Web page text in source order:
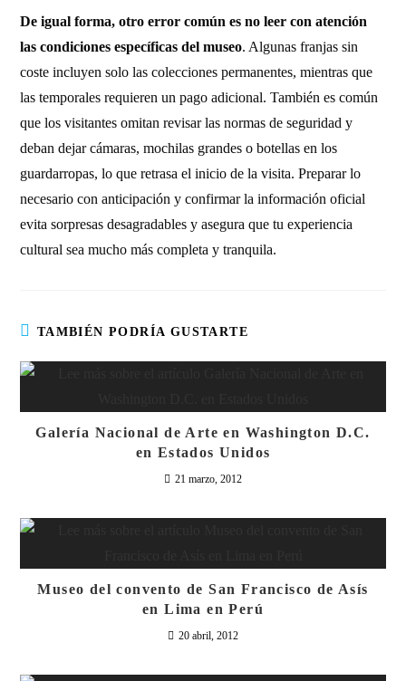
De igual forma, otro error común es no leer con atención
las condiciones específicas del museo. Algunas franjas sin
coste incluyen solo las colecciones permanentes, mientras que
las temporales requieren un pago adicional. También es común
que los visitantes omitan revisar las normas de seguridad y
deban dejar cámaras, mochilas grandes o botellas en los
guardarropas, lo que retrasa el inicio de la visita. Preparar lo
necesario con anticipación y confirmar la información oficial
evita sorpresas desagradables y asegura que tu experiencia
cultural sea mucho más completa y tranquila.
TAMBIÉN PODRÍA GUSTARTE
Galería Nacional de Arte en Washington D.C.
en Estados Unidos
21 marzo, 2012
Museo del convento de San Francisco de Asís
en Lima en Perú
20 abril, 2012